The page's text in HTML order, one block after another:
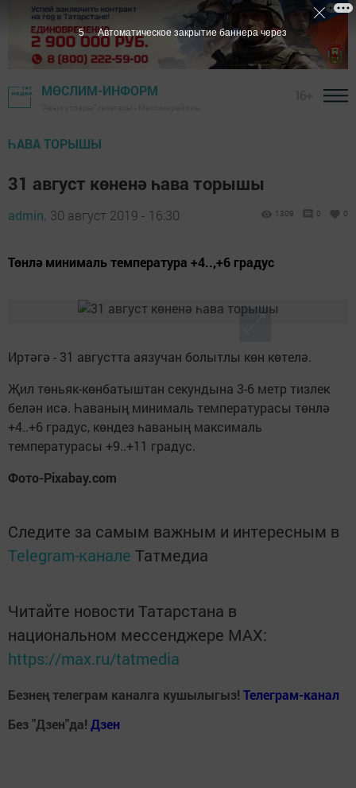
МӨСЛИМ-ИНФОРМ
ҺАВА ТОРЫШЫ
31 август көненә һава торышы
admin, 30 август 2019 - 16:30 1309 0 0
Төнлә минималь температура +4..,+6 градус
Иртәгә - 31 августта аязучан болытлы көн көтелә.
Җил төньяк-көнбатыштан секундына 3-6 метр тизлек
белән исә. Һаваның минималь температурасы төнлә
+4..+6 градус, көндез һаваның максималь
температурасы +9..+11 градус.
Фото-Pixabay.com
Следите за самым важным и интересным в
Telegram-канале Татмедиа
Читайте новости Татарстана в
национальном мессенджере MАХ:
https://max.ru/tatmedia
Безнең телеграм каналга кушылыгыз! Телеграм-канал
Без "Дзен"да! Дзен
4 Автоматическое закрытие баннера через